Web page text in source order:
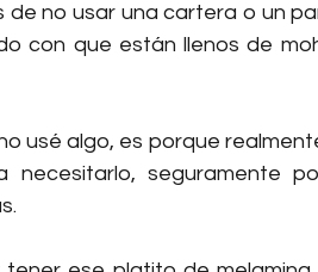
de no usar una cartera o un
con que están llenos de
usé algo, es porque
seguramente